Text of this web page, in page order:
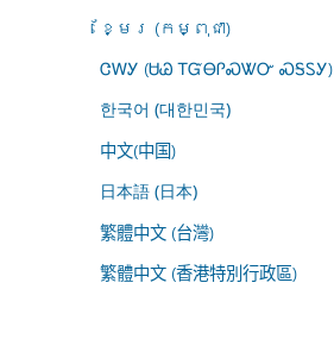
ខ្មែរ (កម្ពុជា)
ᏣᎳᎩ (ᏌᏊ ᎢᏳᎾᎵᏍᏔᏅ ᏍᎦᏚᎩ)
한국어 (대한민국)
中文(中国)
日本語 (日本)
繁體中文 (台灣)
繁體中文 (香港特別行政區)